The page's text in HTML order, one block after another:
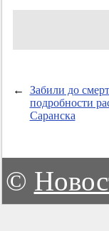
←
Забили до
подробности
Саранска
©